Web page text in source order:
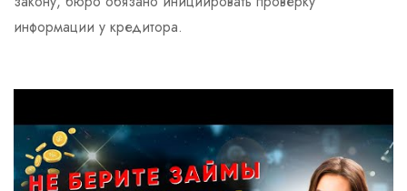
информации у кредитора.